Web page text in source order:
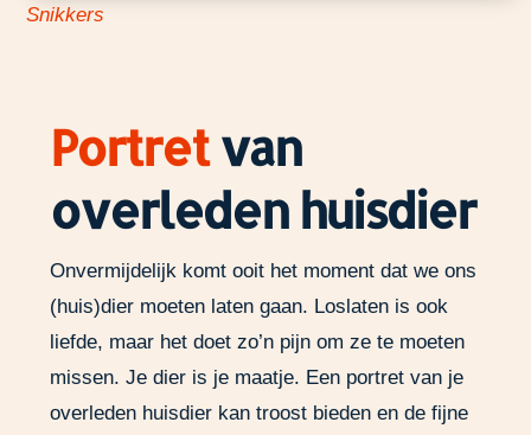
Snikkers
Portretvan
overleden huisdier
Onvermijdelijk komt ooit het moment dat we ons
(huis)dier moeten laten gaan. Loslaten is ook
liefde, maar het doet zo’n pijn om ze te moeten
missen. Je dier is je maatje. Een portret van je
overleden huisdier kan troost bieden en de fijne